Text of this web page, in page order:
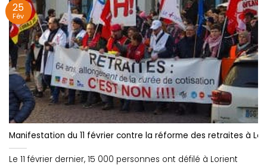
Manifestation du 11 février contre la réforme des retraites à
Le 11 février dernier, 15 000 personnes ont défilé à Lorient
25
Fév